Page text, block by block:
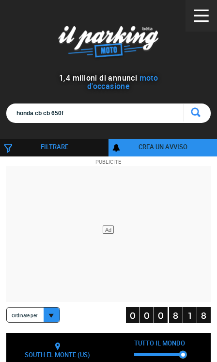
1,4 milioni di annunci moto
d'occasione
FILTRARE CREA UN AVVISO
Ordinare per
SOUTH EL MONTE (US)
TUTTO IL MONDO